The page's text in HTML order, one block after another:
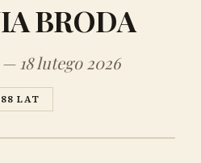
BRODA
— 18 lutego 2026
88 LAT